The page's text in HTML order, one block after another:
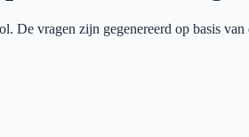
. De vragen zijn gegenereerd op basis